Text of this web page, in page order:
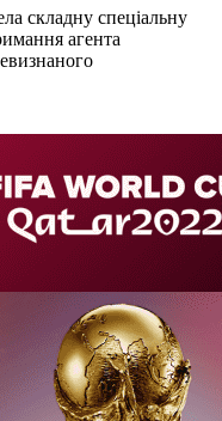
складну спеціальну
агента